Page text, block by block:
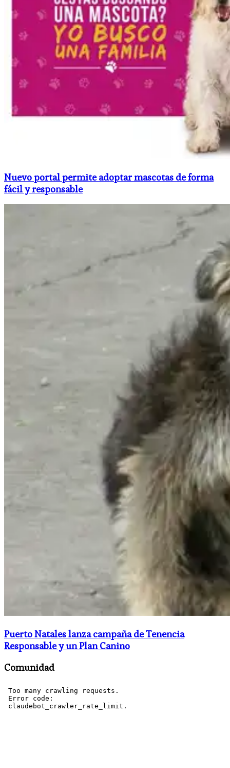
Nuevo portal permite adoptar mascotas de forma
fácil y responsable
Puerto Natales lanza campaña de Tenencia
Responsable y un Plan Canino
Comunidad